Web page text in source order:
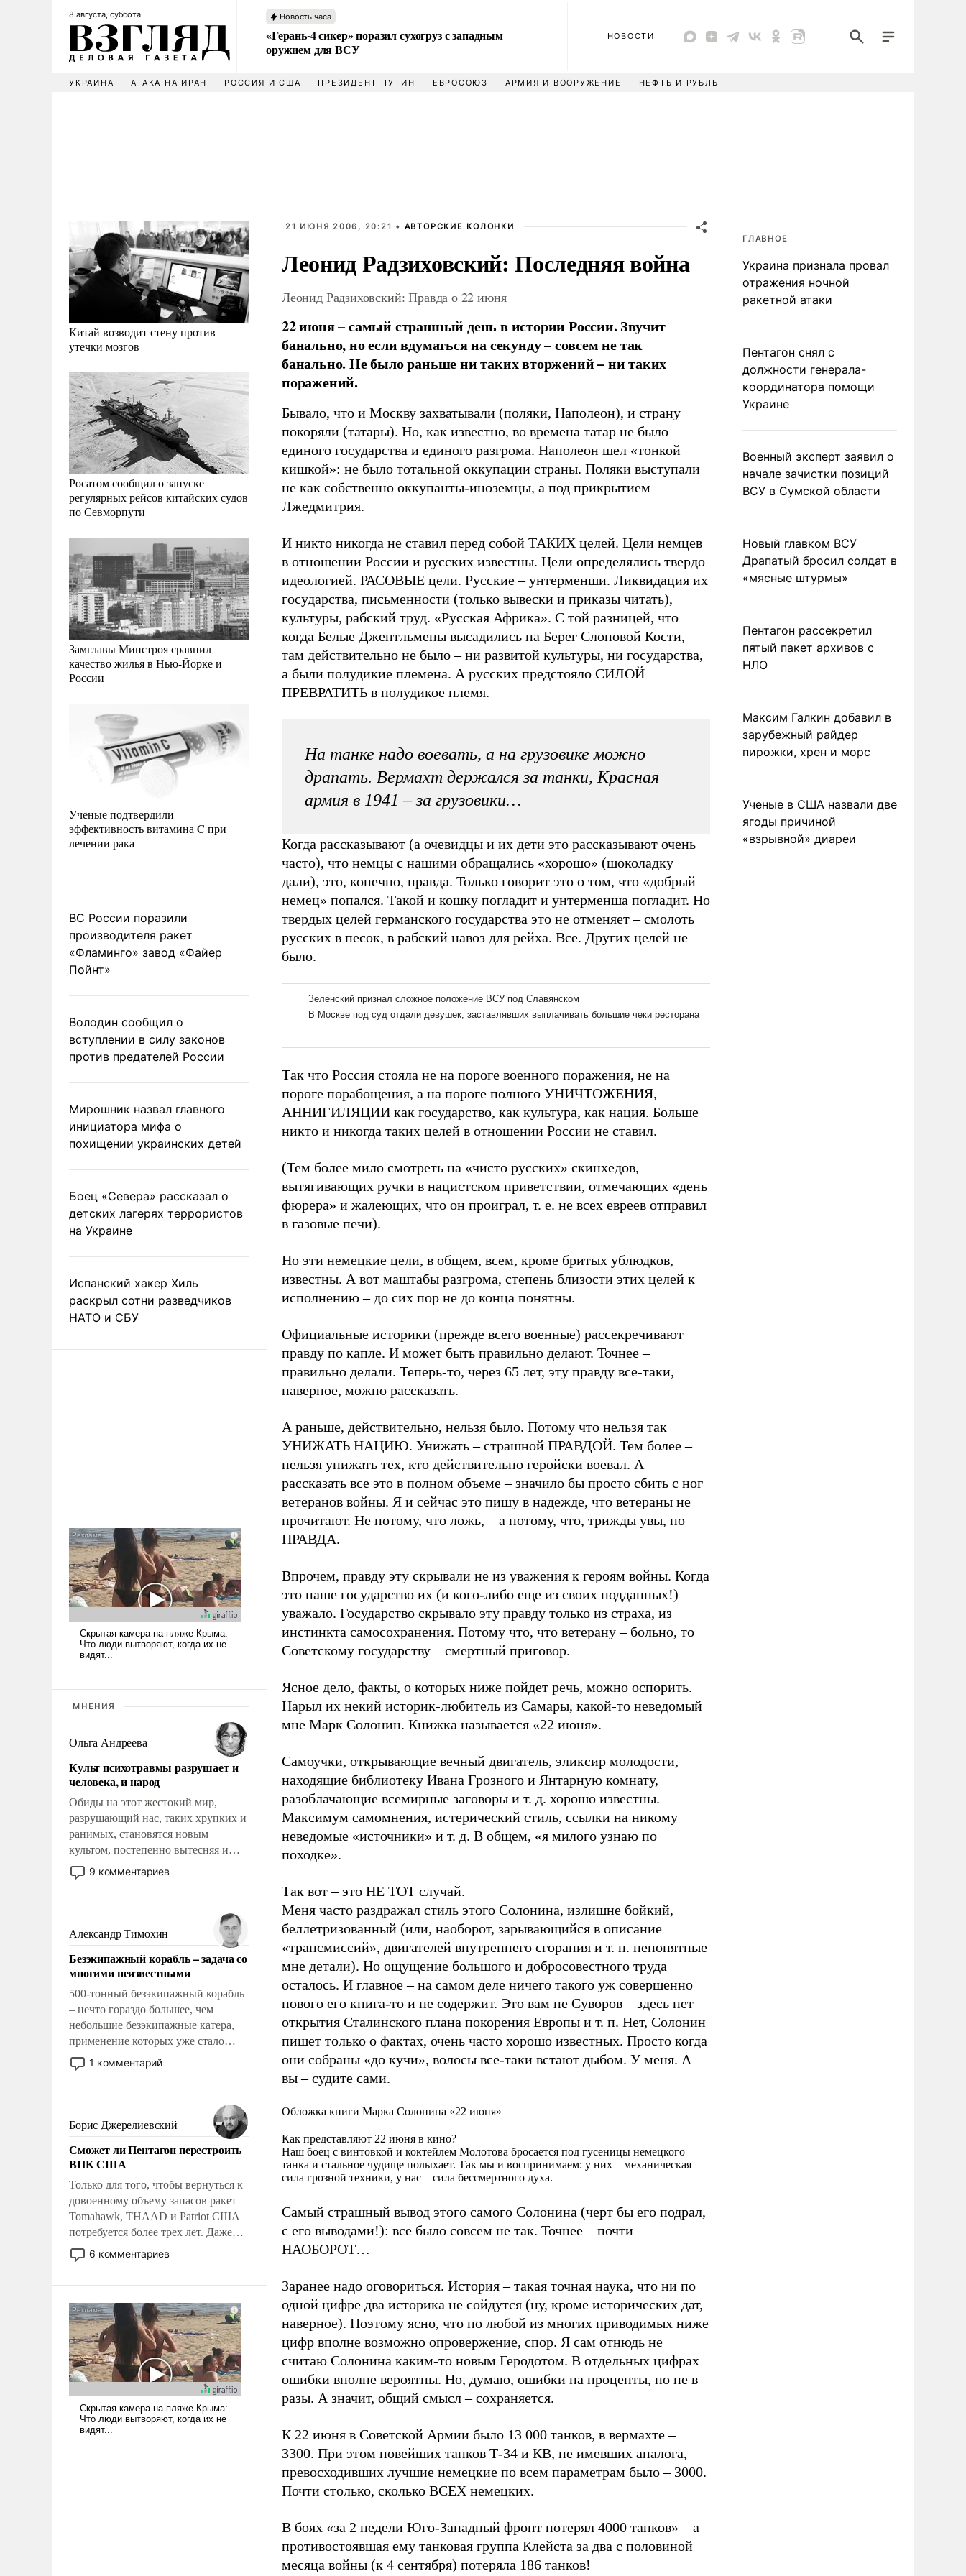
8 августа, суббота Новость часа
«Герань-4 сикер» поразил сухогруз с западным
оружием для ВСУ
НОВОСТИ
УКРАИНА АТАКА НА ИРАН РОССИЯ И США ПРЕЗИДЕНТ ПУТИН ЕВРОСОЮЗ АРМИЯ И ВООРУЖЕНИЕ НЕФТЬ И РУБЛЬ
Китай возводит стену против
утечки мозгов
Росатом сообщил о запуске
регулярных рейсов китайских судов
по Севморпути
Замглавы Минстроя сравнил
качество жилья в Нью-Йорке и
России
Ученые подтвердили
эффективность витамина C при
лечении рака
ВС России поразили
производителя ракет
«Фламинго» завод «Файер
Пойнт»
Володин сообщил о
вступлении в силу законов
против предателей России
Мирошник назвал главного
инициатора мифа о
похищении украинских детей
Боец «Севера» рассказал о
детских лагерях террористов
на Украине
Испанский хакер Хиль
раскрыл сотни разведчиков
НАТО и СБУ
МНЕНИЯ
Ольга Андреева
Культ психотравмы разрушает и
человека, и народ
Обиды на этот жестокий мир,
разрушающий нас, таких хрупких и
ранимых, становятся новым
культом, постепенно вытесняя и
отменяя традиционное требование к
человеку – быть мужественным и
на себя ответственность, помогать
слабым, идти вперед и
адаптироваться.
9 комментариев
Александр Тимохин
Безэкипажный корабль – задача со
многими неизвестными
500-тонный безэкипажный корабль
– нечто гораздо большее, чем
небольшие безэкипажные катера,
применение которых уже стало
обыденностью. Задача по созданию
такого корабля очень сложна и
реализация радикально поднимет
наши боевые возможности.
1 комментарий
Борис Джерелиевский
Сможет ли Пентагон перестроить
ВПК США
Только для того, чтобы вернуться к
довоенному объему запасов ракет
Tomahawk, THAAD и Patriot США
потребуется более трех лет. Даже
небольшая война с Ираном
опустошила американские
уязвимости США, например, перед
Китаем.
6 комментариев
21 ИЮНЯ 2006, 20:21 • АВТОРСКИЕ КОЛОНКИ
Леонид Радзиховский: Последняя война
Леонид Радзиховский: Правда о 22 июня
22 июня – самый страшный день в истории России. Звучит
банально, но если вдуматься на секунду – совсем не так
банально. Не было раньше ни таких вторжений – ни таких
поражений.
Бывало, что и Москву захватывали (поляки, Наполеон), и страну
покоряли (татары). Но, как известно, во времена татар не было
единого государства и единого разгрома. Наполеон шел «тонкой
кишкой»: не было тотальной оккупации страны. Поляки выступали
не как собственно оккупанты-иноземцы, а под прикрытием
Лжедмитрия.
И никто никогда не ставил перед собой ТАКИХ целей. Цели немцев
в отношении России и русских известны. Цели определялись твердо
идеологией. РАСОВЫЕ цели. Русские – унтерменши. Ликвидация их
государства, письменности (только вывески и приказы читать),
культуры, рабский труд. «Русская Африка». С той разницей, что
когда Белые Джентльмены высадились на Берег Слоновой Кости,
там действительно не было – ни развитой культуры, ни государства,
а были полудикие племена. А русских предстояло СИЛОЙ
ПРЕВРАТИТЬ в полудикое племя.
На танке надо воевать, а на грузовике можно
драпать. Вермахт держался за танки, Красная
армия в 1941 – за грузовики…
Когда рассказывают (а очевидцы и их дети это рассказывают очень
часто), что немцы с нашими обращались «хорошо» (шоколадку
дали), это, конечно, правда. Только говорит это о том, что «добрый
немец» попался. Такой и кошку погладит и унтерменша погладит. Но
твердых целей германского государства это не отменяет – смолоть
русских в песок, в рабский навоз для рейха. Все. Других целей не
было.
Так что Россия стояла не на пороге военного поражения, не на
пороге порабощения, а на пороге полного УНИЧТОЖЕНИЯ,
АННИГИЛЯЦИИ как государство, как культура, как нация. Больше
никто и никогда таких целей в отношении России не ставил.
(Тем более мило смотреть на «чисто русских» скинхедов,
вытягивающих ручки в нацистском приветствии, отмечающих «день
фюрера» и жалеющих, что он проиграл, т. е. не всех евреев отправил
в газовые печи).
Но эти немецкие цели, в общем, всем, кроме бритых ублюдков,
известны. А вот маштабы разгрома, степень близости этих целей к
исполнению – до сих пор не до конца понятны.
Официальные историки (прежде всего военные) рассекречивают
правду по капле. И может быть правильно делают. Точнее –
правильно делали. Теперь-то, через 65 лет, эту правду все-таки,
наверное, можно рассказать.
А раньше, действительно, нельзя было. Потому что нельзя так
УНИЖАТЬ НАЦИЮ. Унижать – страшной ПРАВДОЙ. Тем более –
нельзя унижать тех, кто действительно геройски воевал. А
рассказать все это в полном объеме – значило бы просто сбить с ног
ветеранов войны. Я и сейчас это пишу в надежде, что ветераны не
прочитают. Не потому, что ложь, – а потому, что, трижды увы, но
ПРАВДА.
Впрочем, правду эту скрывали не из уважения к героям войны. Когда
это наше государство их (и кого-либо еще из своих подданных!)
уважало. Государство скрывало эту правду только из страха, из
инстинкта самосохранения. Потому что, что ветерану – больно, то
Советскому государству – смертный приговор.
Ясное дело, факты, о которых ниже пойдет речь, можно оспорить.
Нарыл их некий историк-любитель из Самары, какой-то неведомый
мне Марк Солонин. Книжка называется «22 июня».
Самоучки, открывающие вечный двигатель, эликсир молодости,
находящие библиотеку Ивана Грозного и Янтарную комнату,
разоблачающие всемирные заговоры и т. д. хорошо известны.
Максимум самомнения, истерический стиль, ссылки на никому
неведомые «источники» и т. д. В общем, «я милого узнаю по
походке».
Так вот – это НЕ ТОТ случай.
Меня часто раздражал стиль этого Солонина, излишне бойкий,
беллетризованный (или, наоборот, зарывающийся в описание
«трансмиссий», двигателей внутреннего сгорания и т. п. непонятные
мне детали). Но ощущение большого и добросовестного труда
осталось. И главное – на самом деле ничего такого уж совершенно
нового его книга-то и не содержит. Это вам не Суворов – здесь нет
открытия Сталинского плана покорения Европы и т. п. Нет, Солонин
пишет только о фактах, очень часто хорошо известных. Просто когда
они собраны «до кучи», волосы все-таки встают дыбом. У меня. А
вы – судите сами.
Обложка книги Марка Солонина «22 июня»
Как представляют 22 июня в кино?
Наш боец с винтовкой и коктейлем Молотова бросается под гусеницы немецкого
танка и стальное чудище полыхает. Так мы и воспринимаем: у них – механическая
сила грозной техники, у нас – сила бессмертного духа.
Самый страшный вывод этого самого Солонина (черт бы его подрал,
с его выводами!): все было совсем не так. Точнее – почти
НАОБОРОТ…
Заранее надо оговориться. История – такая точная наука, что ни по
одной цифре два историка не сойдутся (ну, кроме исторических дат,
наверное). Поэтому ясно, что по любой из многих приводимых ниже
цифр вполне возможно опровержение, спор. Я сам отнюдь не
считаю Солонина каким-то новым Геродотом. В отдельных цифрах
ошибки вполне вероятны. Но, думаю, ошибки на проценты, но не в
разы. А значит, общий смысл – сохраняется.
К 22 июня в Советской Армии было 13 000 танков, в вермахте –
3300. При этом новейших танков Т-34 и КВ, не имевших аналога,
превосходивших лучшие немецкие по всем параметрам было – 3000.
Почти столько, сколько ВСЕХ немецких.
В боях «за 2 недели Юго-Западный фронт потерял 4000 танков» – а
противостоявшая ему танковая группа Клейста за два с половиной
месяца войны (к 4 сентября) потеряла 186 танков!
ГЛАВНОЕ
Украина признала провал
отражения ночной
ракетной атаки
Пентагон снял с
должности генерала-
координатора помощи
Украине
Военный эксперт заявил о
начале зачистки позиций
ВСУ в Сумской области
Новый главком ВСУ
Драпатый бросил солдат в
«мясные штурмы»
Пентагон рассекретил
пятый пакет архивов с
НЛО
Максим Галкин добавил в
зарубежный райдер
пирожки, хрен и морс
Ученые в США назвали две
ягоды причиной
«взрывной» диареи